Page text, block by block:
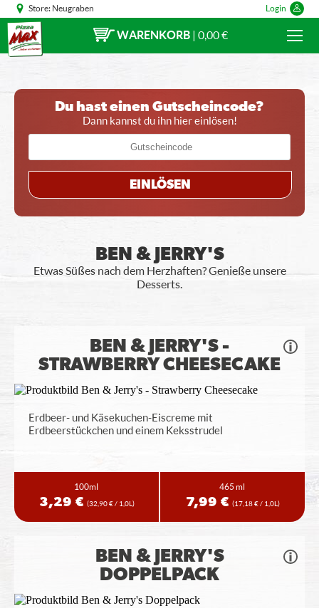
Store: Neugraben Login
WARENKORB | 0,00 €
Du hast einen Gutscheincode?
Dann kannst du ihn hier einlösen!
EINLÖSEN
BEN & JERRY'S
Etwas Süßes nach dem Herzhaften? Genieße unsere
Desserts.
BEN & JERRY'S -
STRAWBERRY CHEESECAKE
Erdbeer- und Käsekuchen-Eiscreme mit
Erdbeerstückchen und einem Keksstrudel
100ml
3,29 € (32,90 € / 1,0L)
465 ml
7,99 € (17,18 € / 1,0L)
BEN & JERRY'S
DOPPELPACK